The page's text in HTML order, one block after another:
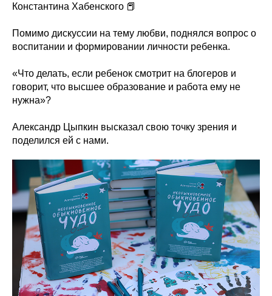
Константина Хабенского 📕
Помимо дискуссии на тему любви, поднялся вопрос о
воспитании и формировании личности ребенка.
«Что делать, если ребенок смотрит на блогеров и
говорит, что высшее образование и работа ему не
нужна»?
Александр Цыпкин высказал свою точку зрения и
поделился ей с нами.